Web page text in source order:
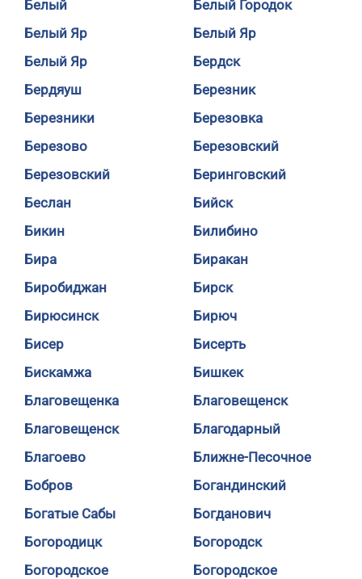
Белый
Белый Городок
Белый Яр
Белый Яр
Белый Яр
Бердск
Бердяуш
Березник
Березники
Березовка
Березово
Березовский
Березовский
Беринговский
Беслан
Бийск
Бикин
Билибино
Бира
Биракан
Биробиджан
Бирск
Бирюсинск
Бирюч
Бисер
Бисерть
Бискамжа
Бишкек
Благовещенка
Благовещенск
Благовещенск
Благодарный
Благоево
Ближне-Песочное
Бобров
Богандинский
Богатые Сабы
Богданович
Богородицк
Богородск
Богородское
Богородское